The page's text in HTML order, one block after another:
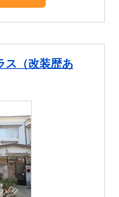
ス（改装歴あ